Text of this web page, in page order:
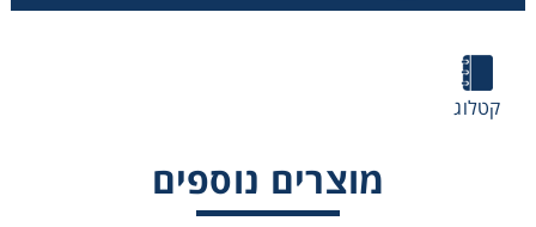
קטלוג
מוצרים נוספים